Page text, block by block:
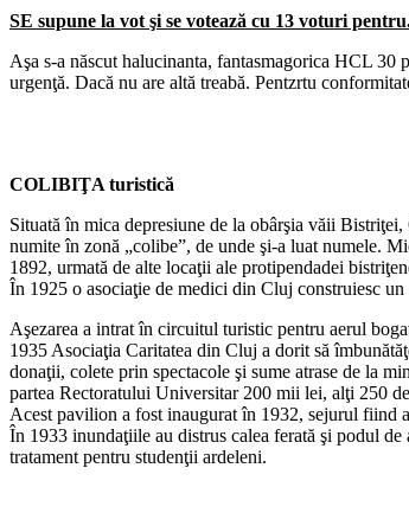
SE supune la vot şi se votează cu 13 voturi
Aşa s-a născut halucinanta, fantasmagorica HCL 30
urgenţă. Dacă nu are altă treabă. Pentzrtu
COLIBIŢA turistică
Situată în mica depresiune de la obârşia văii
numite în zonă „colibe”, de unde şi-a luat numele.
1892, urmată de alte locaţii ale protipendadei
În 1925 o asociaţie de medici din Cluj construiesc
Aşezarea a intrat în circuitul turistic pentru aerul
1935 Asociaţia Caritatea din Cluj a dorit să
donaţii, colete prin spectacole şi sume atrase de la
partea Rectoratului Universitar 200 mii lei, alţi 250
Acest pavilion a fost inaugurat în 1932, sejurul fiind
În 1933 inundaţiile au distrus calea ferată şi podul
tratament pentru studenţii ardeleni.